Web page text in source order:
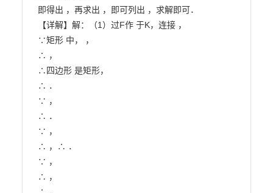
即得出 ，再求出 ，即可列出 ，求解即可．
【详解】解：（1）过F作 于K，连接 ，
∵矩形 中， ，
∴ ，
∴四边形 是矩形，
∴ ．
∵ ，
∴ ．
∵ ，
∴ ，∴ ．
∵ ，
∴ ，